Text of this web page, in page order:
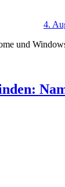
4.
und